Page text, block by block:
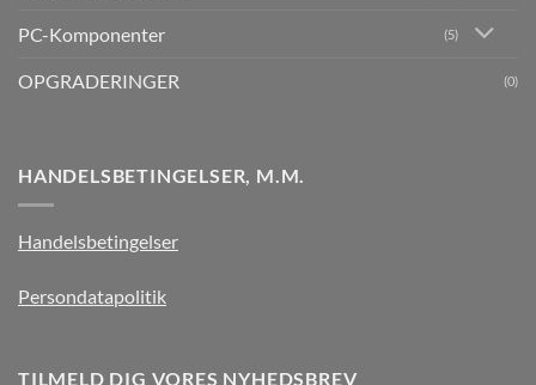
PC-Komponenter (5)
OPGRADERINGER (0)
HANDELSBETINGELSER, M.M.
Handelsbetingelser
Persondatapolitik
TILMELD DIG VORES NYHEDSBREV